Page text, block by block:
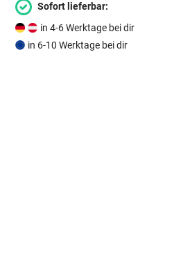
Sofort lieferbar:
in 4-6 Werktage bei dir
in 6-10 Werktage bei dir